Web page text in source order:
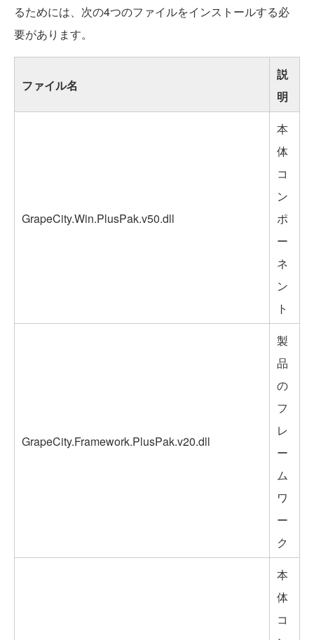
るためには、次の4つのファイルをインストールする必
要があります。
ファイル名
説
明
GrapeCity.Win.PlusPak.v50.dll
本
体
コ
ン
ポ
ー
ネ
ン
ト
GrapeCity.Framework.PlusPak.v20.dll
製
品
の
フ
レ
ー
ム
ワ
ー
ク
本
体
コ